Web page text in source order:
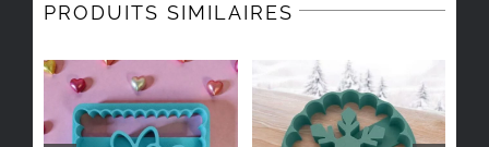
PRODUITS SIMILAIRES